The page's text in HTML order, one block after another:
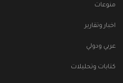
منوعات
اخبار وتقارير
عربي ودولي
كتابات وتحليلات